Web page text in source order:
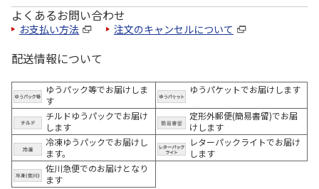
よくあるお問い合わせ
お支払い方法 注文のキャンセルについて
配送情報について
ゆうパック等でお届けしま
す
ゆうパケットでお届けします
チルドゆうパックでお届け
します
定形外郵便(簡易書留)でお届
けします
冷凍ゆうパックでお届けし
ます。
レターパックライトでお届け
します
佐川急便でのお届けとなり
ます